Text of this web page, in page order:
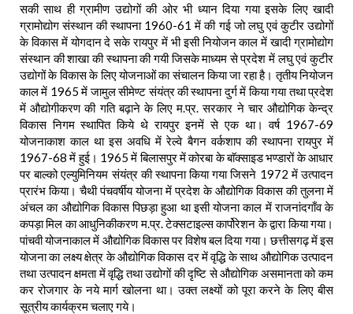
सकी साथ ही ग्रामीण उद्योगों की ओर भी ध्यान दिया गया इसके लिए खादी
ग्रामोद्योग संस्थान की स्थापना 1960-61 में की गई जो लघु एवं कुटीर उद्योगों
के विकास में योगदान दे सके रायपुर में भी इसी नियोजन काल में खादी ग्रामोद्योग
संस्थान की शाखा की स्थापना की गयी जिसके माध्यम से प्रदेश में लघु एवं कुटीर
उद्योगों के विकास के लिए योजनाओं का संचालन किया जा रहा है। तृतीय नियोजन
काल में 1965 में जामुल सीमेण्ट संयंत्र की स्थापना दुर्ग में किया गया तथा प्रदेश
में औद्योगीकरण की गति बढ़ाने के लिए म.प्र. सरकार ने चार औद्योगिक केन्द्र
विकास निगम स्थापित किये थे रायपुर इनमें से एक था। वर्ष 1967-69
योजनाकाश काल था इस अवधि में रेल्वे बैगन वर्कशाप की स्थापना रायपुर में
1967-68 में हुई। 1965 में बिलासपुर में कोरबा के बाॅक्साइड भण्डारों के आधार
पर बाल्को एल्युमिनियम संयंत्र की स्थापना किया गया जिसने 1972 में उत्पादन
प्रारंभ किया। चैथी पंचवर्षीय योजना में प्रदेश के औद्योगिक विकास की तुलना में
अंचल का औद्योगिक विकास पिछड़ा हुआ था इसी योजना काल में राजनांदगाँव के
कपड़ा मिल का आधुनिकीकरण म.प्र. टेक्सटाइल्स कार्पोरेशन के द्वारा किया गया।
पांचवी योजनाकाल में औद्योगिक विकास पर विशेष बल दिया गया। छत्तीसगढ़ में इस
योजना का लक्ष्य क्षेत्र के औद्योगिक विकास दर में वृद्धि के साथ औद्योगिक उत्पादन
तथा उत्पादन क्षमता में वृद्धि तथा उद्योगों की दृष्टि से औद्योगिक असमानता को कम
कर रोजगार के नये मार्ग खोलना था। उक्त लक्ष्यों को पूरा करने के लिए बीस
सूत्रीय कार्यक्रम चलाए गये।